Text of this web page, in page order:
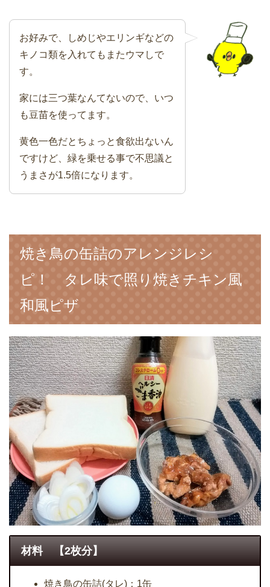
お好みで、しめじやエリンギなどの
キノコ類を入れてもまたウマしで
す。
家には三つ葉なんてないので、いつ
も豆苗を使ってます。
黄色一色だとちょっと食欲出ないん
ですけど、緑を乗せる事で不思議と
うまさが1.5倍になります。
焼き鳥の缶詰のアレンジレシ
ピ！ タレ味で照り焼きチキン風
和風ピザ
材料 【2枚分】
焼き鳥の缶詰(タレ)：1缶